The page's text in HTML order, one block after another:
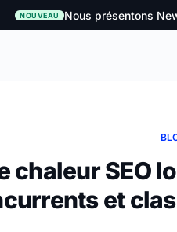
NOUVEAU Nous présentons
chaleur SEO
et